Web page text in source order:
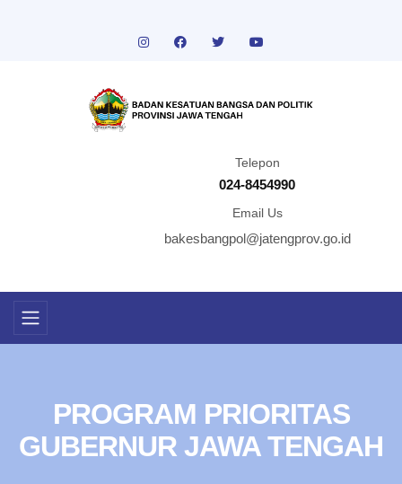
Telepon
024-8454990
Email Us
bakesbangpol@jatengprov.go.id
PROGRAM PRIORITAS
GUBERNUR JAWA TENGAH